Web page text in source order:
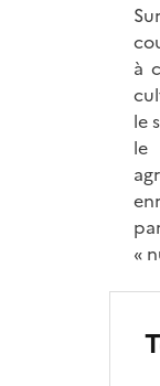
à
le
le
«